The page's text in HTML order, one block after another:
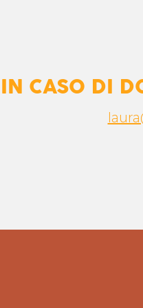
IN CASO DI